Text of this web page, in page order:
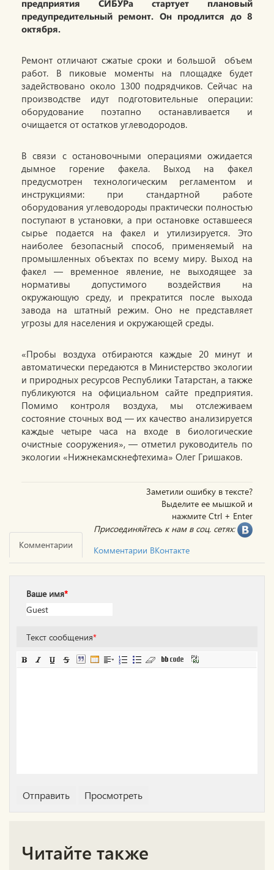
предприятия СИБУРа стартует плановый
предупредительный ремонт. Он продлится до 8
октября.
Ремонт отличают сжатые сроки и большой объем
работ. В пиковые моменты на площадке будет
задействовано около 1300 подрядчиков. Сейчас на
производстве идут подготовительные операции:
оборудование поэтапно останавливается и
очищается от остатков углеводородов.
В связи с остановочными операциями ожидается
дымное горение факела. Выход на факел
предусмотрен технологическим регламентом и
инструкциями: при стандартной работе
оборудования углеводороды практически полностью
поступают в установки, а при остановке оставшееся
сырье подается на факел и утилизируется. Это
наиболее безопасный способ, применяемый на
промышленных объектах по всему миру. Выход на
факел — временное явление, не выходящее за
нормативы допустимого воздействия на
окружающую среду, и прекратится после выхода
завода на штатный режим. Оно не представляет
угрозы для населения и окружающей среды.
«Пробы воздуха отбираются каждые 20 минут и
автоматически передаются в Министерство экологии
и природных ресурсов Республики Татарстан, а также
публикуются на официальном сайте предприятия.
Помимо контроля воздуха, мы отслеживаем
состояние сточных вод — их качество анализируется
каждые четыре часа на входе в биологические
очистные сооружения», — отметил руководитель по
экологии «Нижнекамскнефтехима» Олег Гришаков.
Заметили ошибку в тексте?
Выделите ее мышкой и
нажмите Ctrl + Enter
Присоединяйтесь к нам в соц. сетях:
Комментарии
Комментарии ВКонтакте
Ваше имя*
Текст сообщения*
Читайте также